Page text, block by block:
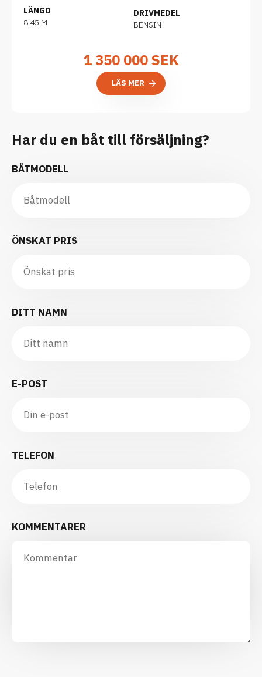
LÄNGD
8.45 M
DRIVMEDEL
BENSIN
1 350 000SEK
LÄS MER
Har du en båt till försäljning?
BÅTMODELL
ÖNSKAT PRIS
DITT NAMN
E-POST
TELEFON
KOMMENTARER